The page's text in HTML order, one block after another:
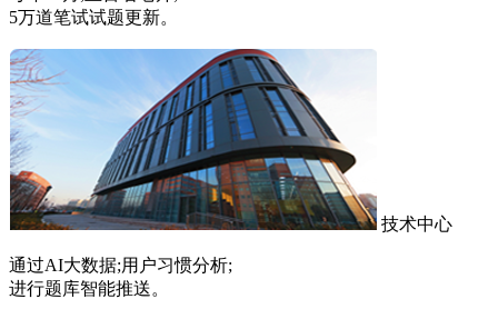
5万道笔试试题更新。
技术中心
通过AI大数据;用户习惯分析;
进行题库智能推送。